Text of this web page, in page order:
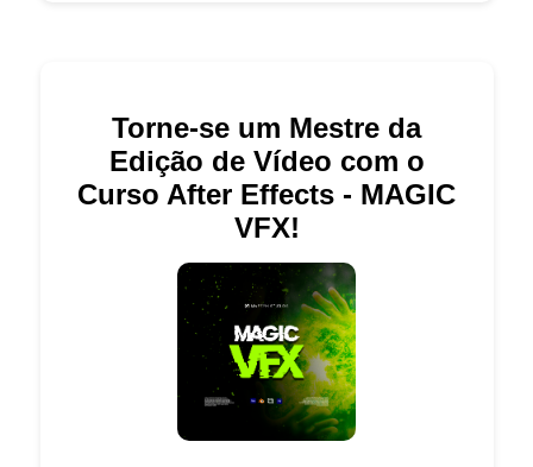
Torne-se um Mestre da
Edição de Vídeo com o
Curso After Effects - MAGIC
VFX!